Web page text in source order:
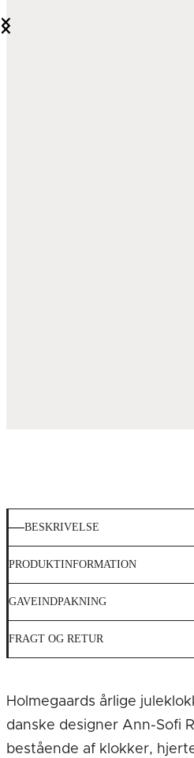
BESKRIVELSE
PRODUKTINFORMATION
GAVEINDPAKNING
FRAGT OG RETUR
Holmegaards årlige
danske designer Ann-Sofi
bestående af klokker,